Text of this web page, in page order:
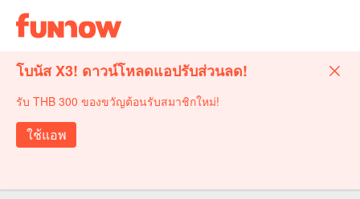
โบนัส X3! ดาวน์โหลดแอปรับส่วนลด!
รับ THB 300 ของขวัญต้อนรับสมาชิกใหม่!
ใช้แอพ